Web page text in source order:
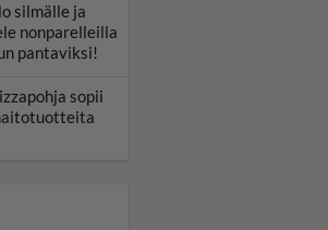
silmälle ja
nonparelleilla
pantaviksi!
sopii